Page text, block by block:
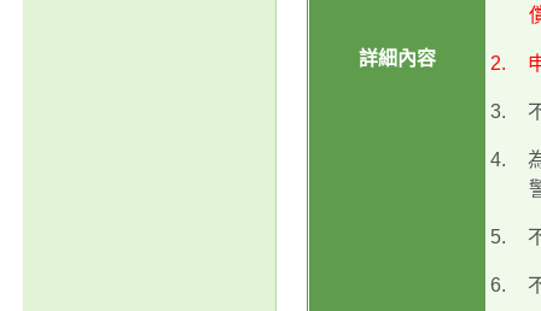
詳細內容 2.
3.
4.
5.
6.